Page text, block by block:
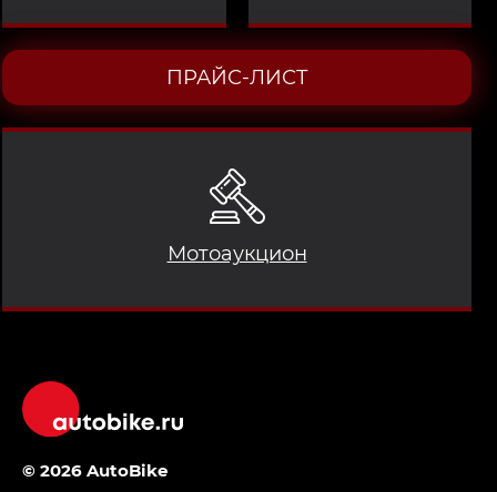
Мотоаукцион
ПРАЙС-ЛИСТ
© 2026 AutoBike